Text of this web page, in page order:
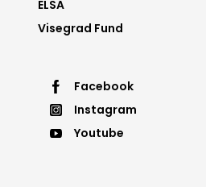
ELSA
Visegrad Fund
Footer
menu
Facebook
Instagram
Youtube